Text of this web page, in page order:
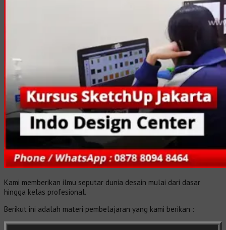
Kami memberikan ilmu seputar dunia desain mulai dari dasar
hingga kelas profesional.
Berikut ini adalah materi pembelajaran yang kami berikan :